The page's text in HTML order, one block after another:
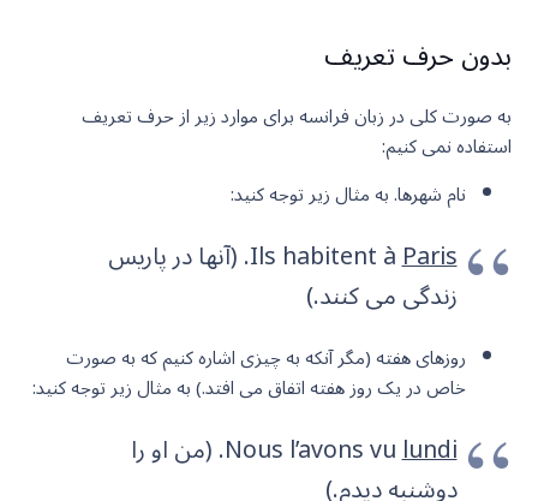
بدون حرف تعریف
به صورت کلی در زبان فرانسه برای موارد زیر از حرف تعریف
استفاده نمی کنیم:
نام شهرها. به مثال زیر توجه کنید:
Ils habitent àParis
. (آنها در پاریس
زندگی می کنند.)
روزهای هفته (مگر آنکه به چیزی اشاره کنیم که به صورت
خاص در یک روز هفته اتفاق می افتد.) به مثال زیر توجه کنید:
Nous l’avons vulundi
. (من او را
دوشنبه دیدم.)